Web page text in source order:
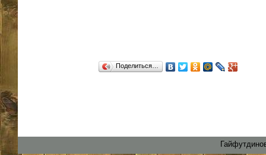
Поделиться…